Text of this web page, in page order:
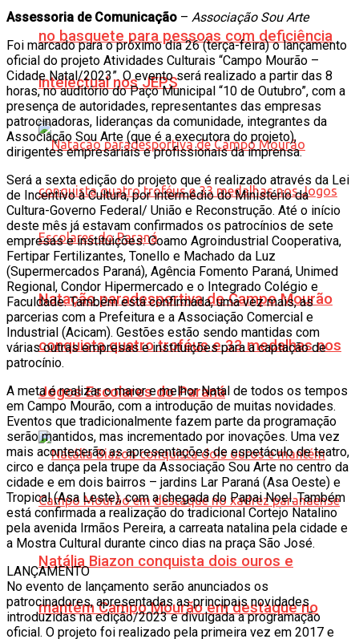
no basquete para pessoas com deficiência
intelectual nos JEPS
Natação paradesportiva de Campo Mourão
conquista quatro troféus e 33 medalhas nos
Jogos Escolares do Paraná
Natália Biazon conquista dois ouros e
mantém Campo Mourão em destaque no
Assessoria de Comunicação – Associação Sou Arte
Foi marcado para o próximo dia 26 (terça-feira) o lançamento
oficial do projeto Atividades Culturais “Campo Mourão –
Cidade Natal/2023”. O evento será realizado a partir das 8
horas, no auditório do Paço Municipal “10 de Outubro”, com a
presença de autoridades, representantes das empresas
patrocinadoras, lideranças da comunidade, integrantes da
Associação Sou Arte (que é a executora do projeto),
dirigentes empresariais e profissionais da imprensa.
Será a sexta edição do projeto que é realizado através da Lei
de Incentivo à Cultura, por intermédio do Ministério da
Cultura-Governo Federal/ União e Reconstrução. Até o início
deste mês já estavam confirmados os patrocínios de sete
empresas e instituições: Coamo Agroindustrial Cooperativa,
Fertipar Fertilizantes, Tonello e Machado da Luz
(Supermercados Paraná), Agência Fomento Paraná, Unimed
Regional, Condor Hipermercado e o Integrado Colégio e
Faculdade. Também está confirmada, uma vez mais, as
parcerias com a Prefeitura e a Associação Comercial e
Industrial (Acicam). Gestões estão sendo mantidas com
várias outras empresas e instituições para a captação de
patrocínio.
A meta é realizar o maior e melhor Natal de todos os tempos
em Campo Mourão, com a introdução de muitas novidades.
Eventos que tradicionalmente fazem parte da programação
serão mantidos, mas incrementado por inovações. Uma vez
mais acontecerão as apresentações de espetáculo de teatro,
circo e dança pela trupe da Associação Sou Arte no centro da
cidade e em dois bairros – jardins Lar Paraná (Asa Oeste) e
Tropical (Asa Leste), com a chegada do Papai Noel. Também
está confirmada a realização do tradicional Cortejo Natalino
pela avenida Irmãos Pereira, a carreata natalina pela cidade e
a Mostra Cultural durante cinco dias na praça São José.
LANÇAMENTO
No evento de lançamento serão anunciados os
patrocinadores, apresentadas as principais novidades
introduzidas na edição/2023 e divulgada a programação
oficial. O projeto foi realizado pela primeira vez em 2017 e